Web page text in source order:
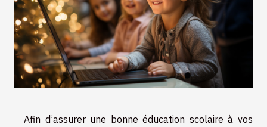
Afin d’assurer une bonne éducation scolaire à vos